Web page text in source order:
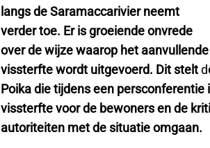
langs de Saramaccarivier neemt
verder toe. Er is groeiende onvrede
over de wijze waarop het
vissterfte wordt uitgevoerd. Dit steltd
Poika die tijdens een
vissterfte voor de bewoners en de
autoriteiten met de situatie omgaan.